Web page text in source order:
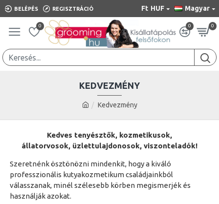
BELÉPÉS REGISZTRÁCIÓ Ft HUF Magyar
0 0 0
Kedvezmény
KEDVEZMÉNY
Kedves tenyésztők, kozmetikusok,
állatorvosok, üzlettulajdonosok, viszonteladók!
Szeretnénk ösztönözni mindenkit, hogy a kiváló
professzionális kutyakozmetikum családjainkból
válasszanak, minél szélesebb körben megismerjék és
használják azokat.